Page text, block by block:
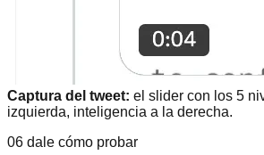
Captura del tweet: el slider con los 5
izquierda, inteligencia a la derecha.
06 dale cómo probar